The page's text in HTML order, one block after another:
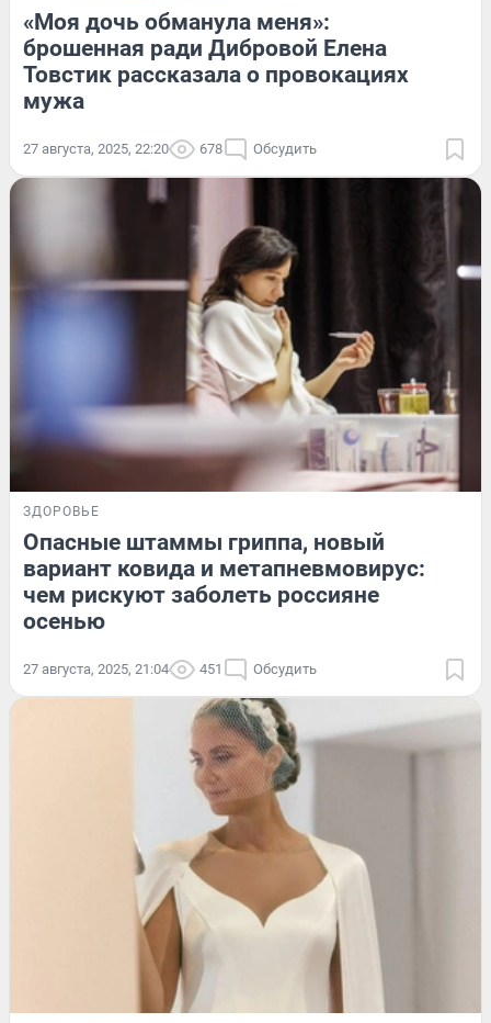
«Моя дочь обманула меня»:
брошенная ради Дибровой Елена
Товстик рассказала о провокациях
мужа
27 августа, 2025, 22:20 678 Обсудить
ЗДОРОВЬЕ
Опасные штаммы гриппа, новый
вариант ковида и метапневмовирус:
чем рискуют заболеть россияне
осенью
27 августа, 2025, 21:04 451 Обсудить